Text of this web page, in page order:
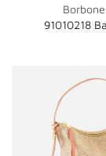
91010218